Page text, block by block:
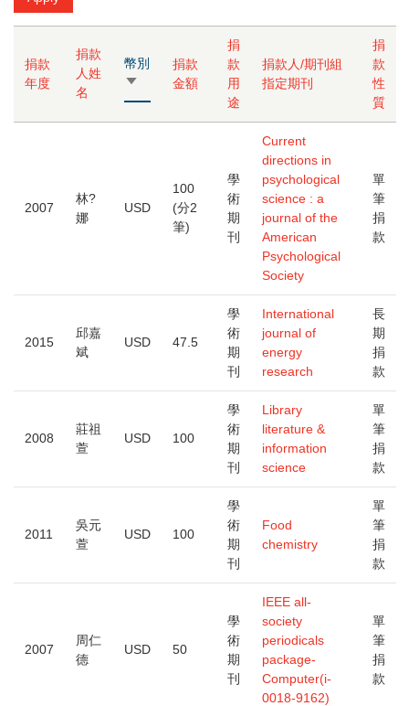
捐款
年度
捐款
人姓
名
幣別
由
小
到
捐款
金額
捐
款
用
途
捐款人/期刊組
指定期刊
捐
款
性
質
2007
林?
娜
USD
100
(分2
筆)
學
術
期
刊
Current
directions in
psychological
science : a
journal of the
American
Psychological
Society
單
筆
捐
款
2015
邱嘉
斌
USD 47.5
學
術
期
刊
International
journal of
energy
research
長
期
捐
款
2008
莊祖
萱
USD 100
學
術
期
刊
Library
literature &
information
science
單
筆
捐
款
2011
吳元
萱
USD 100
學
術
期
刊
Food
chemistry
單
筆
捐
款
2007
周仁
德
USD 50
學
術
期
刊
IEEE all-
society
periodicals
package-
Computer(i-
0018-9162)
單
筆
捐
款